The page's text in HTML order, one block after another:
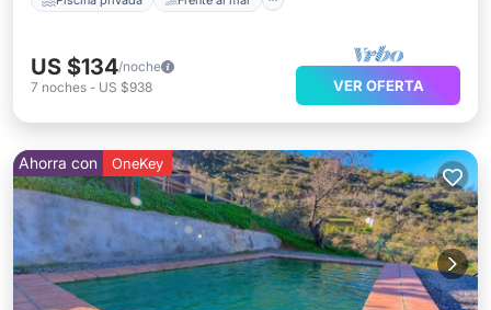
US $134/noche
7 noches - US $938 VER OFERTA
Ahorra con OneKey